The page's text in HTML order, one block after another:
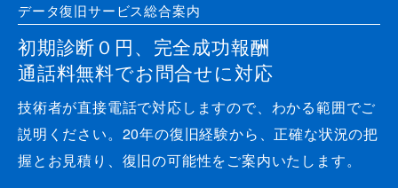
対応メディア
データ復旧事例
お客様の声
会社案内
データ復旧サービス総合案内
初期診断０円、完全成功報酬
通話料無料でお問合せに対応
技術者が直接電話で対応しますので、わかる範囲でご
説明ください。20年の復旧経験から、正確な状況の把
握とお見積り、復旧の可能性をご案内いたします。